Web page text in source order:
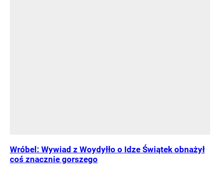
Wróbel: Wywiad z Woydyłło o Idze Świątek obnażył
coś znacznie gorszego